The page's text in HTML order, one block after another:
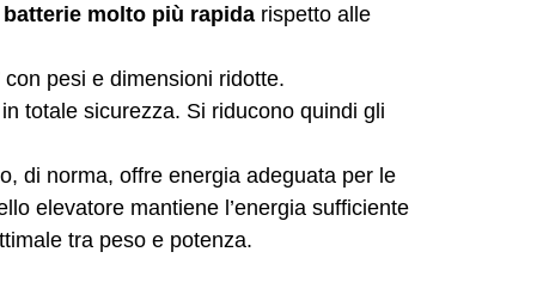
molto più rapida rispetto alle
con pesi e dimensioni ridotte.
totale sicurezza. Si riducono quindi gli
di norma, offre energia adeguata per le
elevatore mantiene l’energia sufficiente
tra peso e potenza.